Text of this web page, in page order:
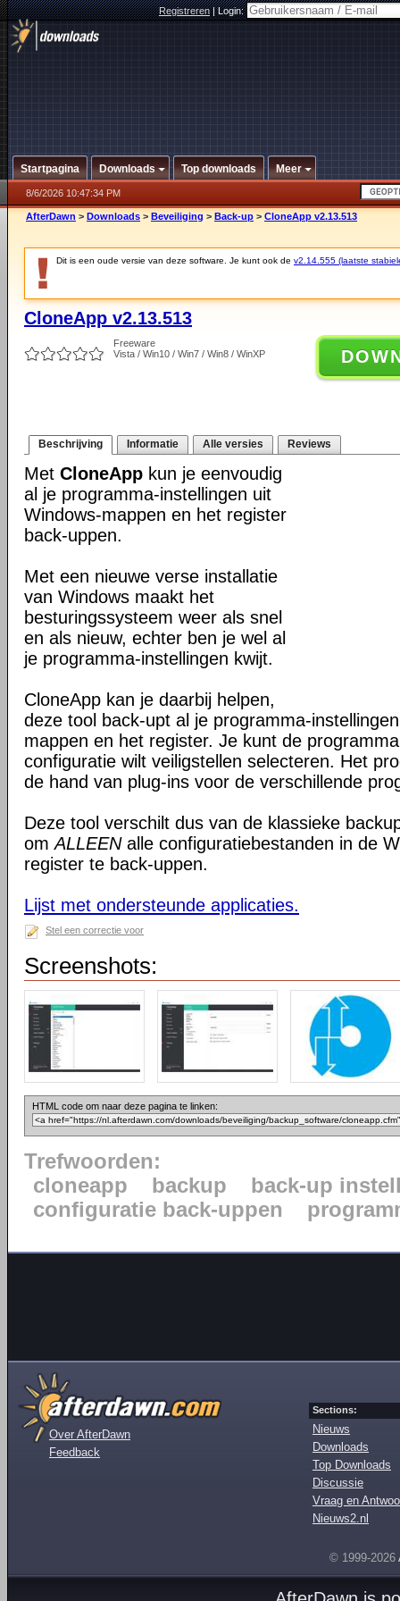
Registreren|Login:
Startpagina Downloads Top downloads Meer
8/6/2026 10:47:34 PM
AfterDawn > Downloads > Beveiliging > Back-up > CloneApp v2.13.513
Dit is een oude versie van deze software. Je kunt ook de v2.14.555 (laatste
CloneApp v2.13.513
Freeware
Vista / Win10 / Win7 / Win8 / WinXP
Beschrijving Informatie Alle versies Reviews
Met CloneApp kun je eenvoudig
al je programma-instellingen uit
Windows-mappen en het register
back-uppen.
Met een nieuwe verse installatie
van Windows maakt het
besturingssysteem weer als snel
en als nieuw, echter ben je wel al
je programma-instellingen kwijt.
CloneApp kan je daarbij helpen,
deze tool back-upt al je programma-
mappen en het register. Je kunt de
configuratie wilt veiligstellen selecteren. Het
de hand van plug-ins voor de verschillende
Deze tool verschilt dus van de klassieke
omALLEENalle configuratiebestanden in de
register te back-uppen.
Lijst met ondersteunde applicaties.
Stel een correctie voor
Screenshots:
HTML code om naar deze pagina te linken:
Trefwoorden:
cloneapp
backup
back-up
configuratie back-uppen
Over AfterDawn
Feedback
Sections:
Nieuws
Downloads
Top Downloads
Discussie
Vraag en
Nieuws2.nl
© 1999-2026